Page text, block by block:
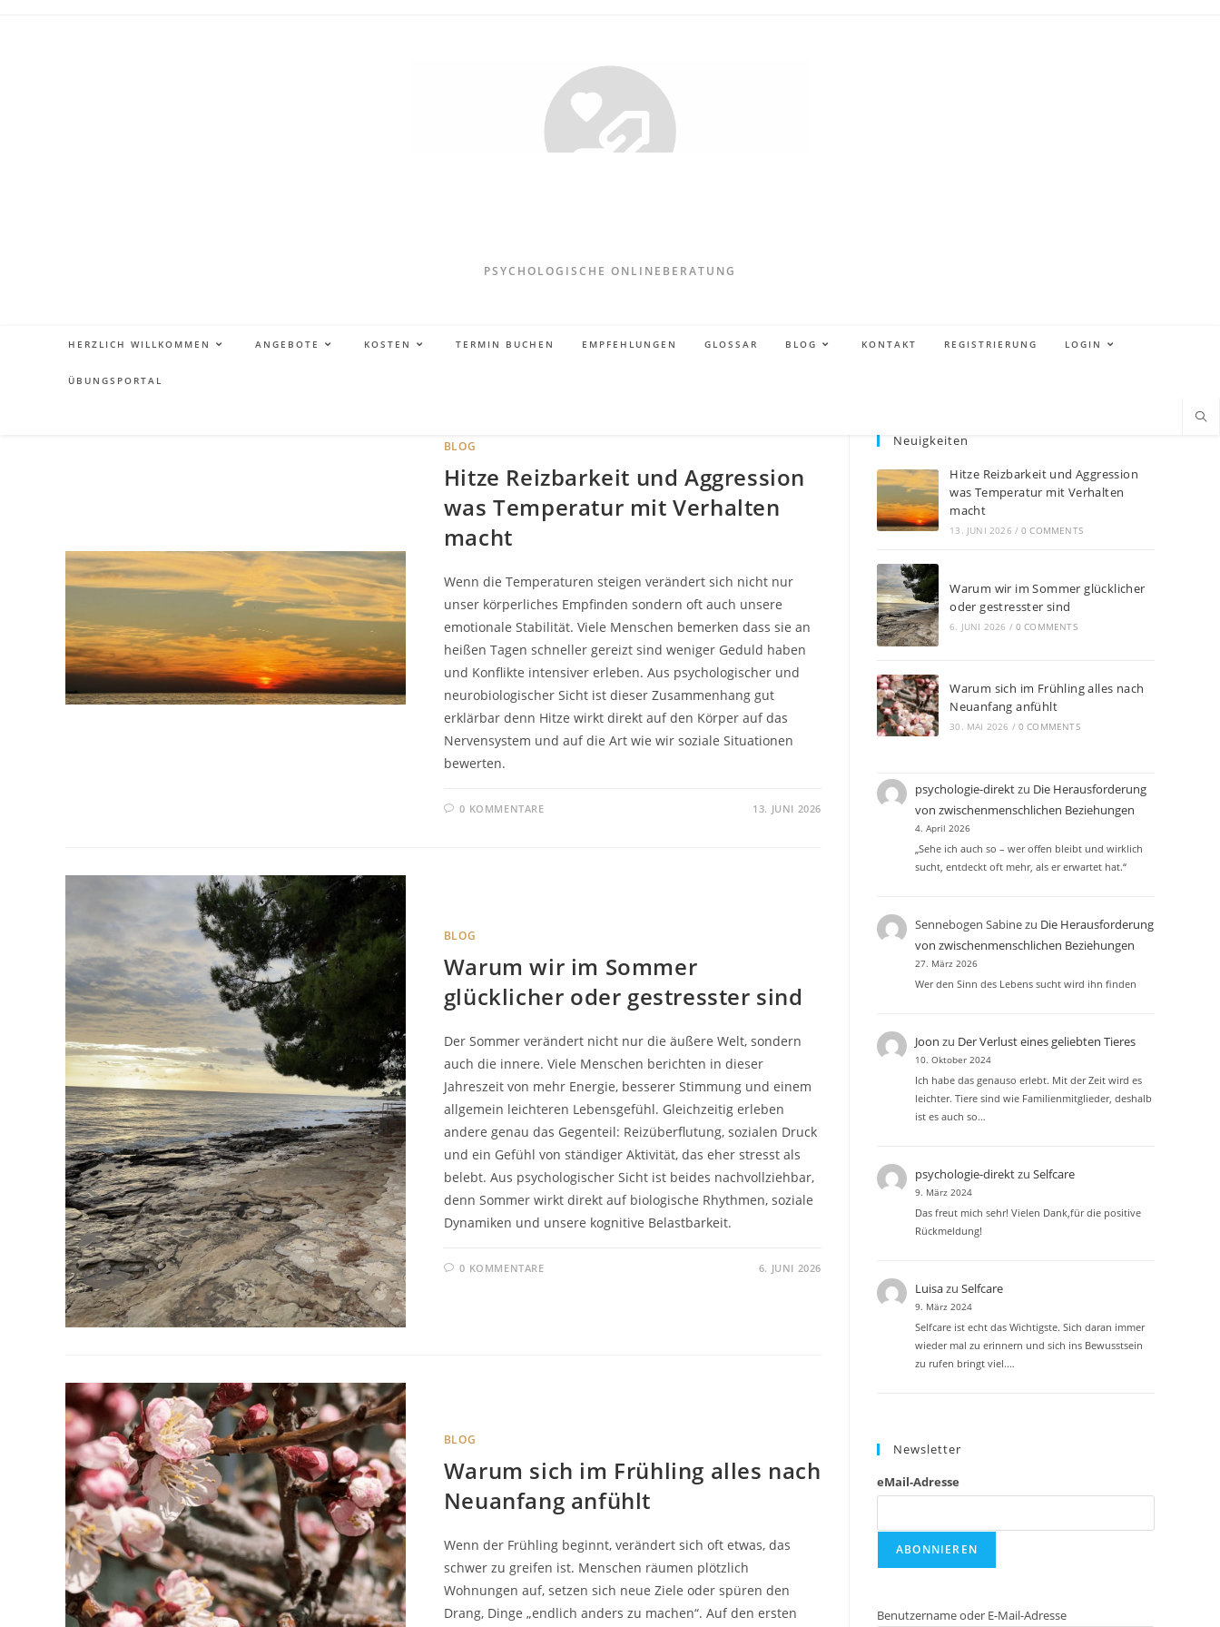
PSYCHOLOGISCHE ONLINEBERATUNG
HERZLICH WILLKOMMEN ANGEBOTE KOSTEN TERMIN BUCHEN EMPFEHLUNGEN GLOSSAR BLOG KONTAKT REGISTRIERUNG LOGIN
ÜBUNGSPORTAL
BLOG
Hitze Reizbarkeit und Aggression
was Temperatur mit Verhalten
macht
Wenn die Temperaturen steigen verändert sich nicht nur
unser körperliches Empfinden sondern oft auch unsere
emotionale Stabilität. Viele Menschen bemerken dass sie an
heißen Tagen schneller gereizt sind weniger Geduld haben
und Konflikte intensiver erleben. Aus psychologischer und
neurobiologischer Sicht ist dieser Zusammenhang gut
erklärbar denn Hitze wirkt direkt auf den Körper auf das
Nervensystem und auf die Art wie wir soziale Situationen
bewerten.
0 KOMMENTARE 13. JUNI 2026
BLOG
Warum wir im Sommer
glücklicher oder gestresster sind
Der Sommer verändert nicht nur die äußere Welt, sondern
auch die innere. Viele Menschen berichten in dieser
Jahreszeit von mehr Energie, besserer Stimmung und einem
allgemein leichteren Lebensgefühl. Gleichzeitig erleben
andere genau das Gegenteil: Reizüberflutung, sozialen Druck
und ein Gefühl von ständiger Aktivität, das eher stresst als
belebt. Aus psychologischer Sicht ist beides nachvollziehbar,
denn Sommer wirkt direkt auf biologische Rhythmen, soziale
Dynamiken und unsere kognitive Belastbarkeit.
0 KOMMENTARE 6. JUNI 2026
BLOG
Warum sich im Frühling alles nach
Neuanfang anfühlt
Wenn der Frühling beginnt, verändert sich oft etwas, das
schwer zu greifen ist. Menschen räumen plötzlich
Wohnungen auf, setzen sich neue Ziele oder spüren den
Drang, Dinge „endlich anders zu machen“. Auf den ersten
Neuigkeiten
Hitze Reizbarkeit und Aggression
was Temperatur mit Verhalten
macht
13. JUNI 2026 / 0 COMMENTS
Warum wir im Sommer glücklicher
oder gestresster sind
6. JUNI 2026 / 0 COMMENTS
Warum sich im Frühling alles nach
Neuanfang anfühlt
30. MAI 2026 / 0 COMMENTS
psychologie-direktzu Die Herausforderung
von zwischenmenschlichen Beziehungen
4. April 2026
„Sehe ich auch so – wer offen bleibt und wirklich
sucht, entdeckt oft mehr, als er erwartet hat.“
Sennebogen Sabinezu Die Herausforderung
von zwischenmenschlichen Beziehungen
27. März 2026
Wer den Sinn des Lebens sucht wird ihn finden
Joon zu Der Verlust eines geliebten Tieres
10. Oktober 2024
Ich habe das genauso erlebt. Mit der Zeit wird es
leichter. Tiere sind wie Familienmitglieder, deshalb
ist es auch so…
psychologie-direktzuSelfcare
9. März 2024
Das freut mich sehr! Vielen Dank,für die positive
Rückmeldung!
LuisazuSelfcare
9. März 2024
Selfcare ist echt das Wichtigste. Sich daran immer
wieder mal zu erinnern und sich ins Bewusstsein
zu rufen bringt viel.…
Newsletter
eMail-Adresse
Benutzername oder E-Mail-Adresse